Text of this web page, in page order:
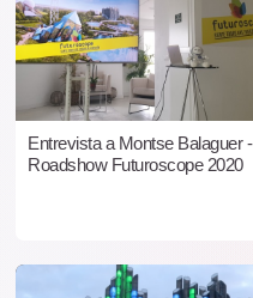
Entrevista a Montse Balaguer -
Roadshow Futuroscope 2020